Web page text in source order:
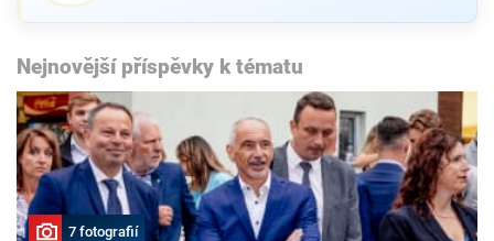
Nejnovější příspěvky k tématu
7 fotografií